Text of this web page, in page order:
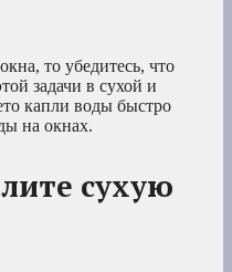
то убедитесь, что
задачи в сухой и
капли воды быстро
на окнах.
сухую